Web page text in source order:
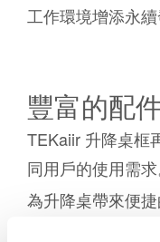
工作環境增添永續
豐富的配
TEKaiir 升降桌框
同用戶的使用需
為升降桌帶來便
）透過